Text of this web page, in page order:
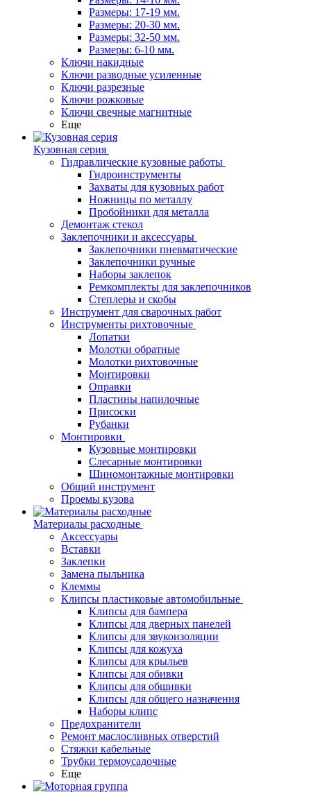
Размеры: 17-19 мм.
Размеры: 20-30 мм.
Размеры: 32-50 мм.
Размеры: 6-10 мм.
Ключи накидные
Ключи разводные усиленные
Ключи разрезные
Ключи рожковые
Ключи свечные магнитные
Еще
Кузовная серия
Гидравлические кузовные работы
Гидроинструменты
Захваты для кузовных работ
Ножницы по металлу
Пробойники для металла
Демонтаж стекол
Заклепочники и аксессуары
Заклепочники пневматические
Заклепочники ручные
Наборы заклепок
Ремкомплекты для заклепочников
Степлеры и скобы
Инструмент для сварочных работ
Инструменты рихтовочные
Лопатки
Молотки обратные
Молотки рихтовочные
Монтировки
Оправки
Пластины напилочные
Присоски
Рубанки
Монтировки
Кузовные монтировки
Слесарные монтировки
Шиномонтажные монтировки
Общий инструмент
Проемы кузова
Материалы расходные
Аксессуары
Вставки
Заклепки
Замена пыльника
Клеммы
Клипсы пластиковые автомобильные
Клипсы для бампера
Клипсы для дверных панелей
Клипсы для звукоизоляции
Клипсы для кожуха
Клипсы для крыльев
Клипсы для обивки
Клипсы для обшивки
Клипсы для общего назначения
Наборы клипс
Предохранители
Ремонт маслосливных отверстий
Стяжки кабельные
Трубки термоусадочные
Еще